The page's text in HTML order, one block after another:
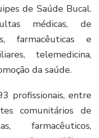
de Saúde Bucal.
médicas, de
farmacêuticas e
telemedicina,
da saúde.
profissionais, entre
comunitários de
farmacêuticos,